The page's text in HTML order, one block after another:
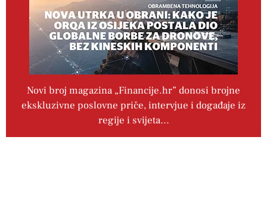
Novi broj magazina „Financije.hr” donosi brojne
ekskluzivne poslovne priče, intervjue i događaje iz
regije i svijeta…